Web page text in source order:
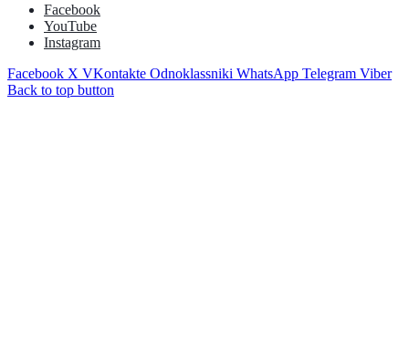
Facebook
YouTube
Instagram
Facebook X VKontakte Odnoklassniki WhatsApp Telegram Viber
Back to top button